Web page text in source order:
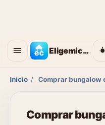
Eligemicasa
Inicio / Comprar bungalow
Comprar